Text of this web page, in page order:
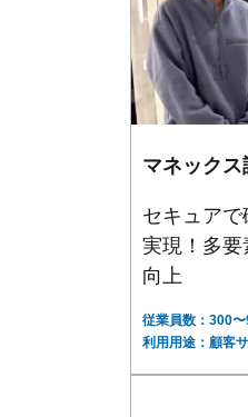
マネック
セキュア
実現！多要
向上
従業員数：300
利用用途：顧客